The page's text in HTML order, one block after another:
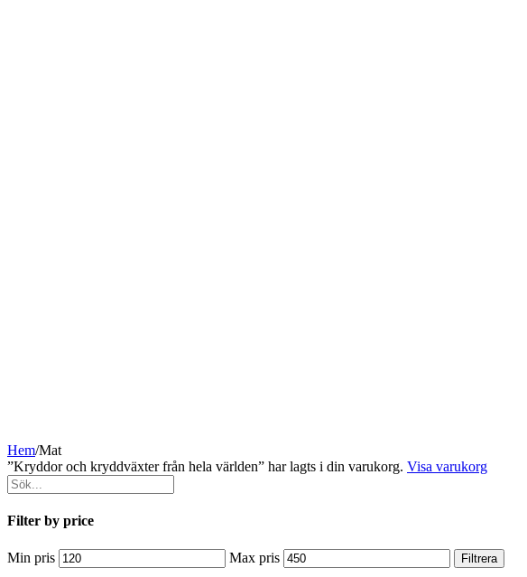
Hem/Mat
”Kryddor och kryddväxter från hela världen” har lagts i din varukorg. Visa varukorg
Filter by price
Min pris Max pris Filtrera